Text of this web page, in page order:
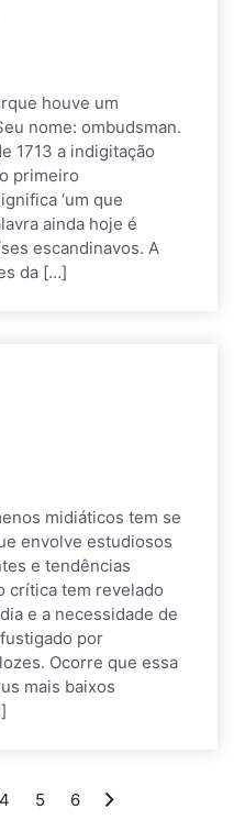
houve um
nome: ombudsman.
1713 a indigitação
primeiro
‘um que
ainda hoje é
escandinavos. A
da […]
midiáticos tem se
envolve estudiosos
e tendências
crítica tem revelado
e a necessidade de
por
Ocorre que essa
mais baixos
4 5 6